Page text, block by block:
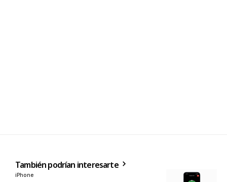
También podrían interesarte
iPhone